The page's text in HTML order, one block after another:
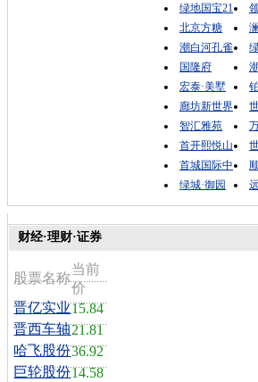
绿地国宝21
北京方糖
潮白河孔雀
国隆府
宏泰·美墅
廊坊新世界
智汇雅苑
首开熙悦山
首城国际中
绿城·御园
财经·理财·证券
股票名称
当前
价
晋亿实业15.84
晋西车轴21.81
哈飞股份36.92
巨轮股份14.58